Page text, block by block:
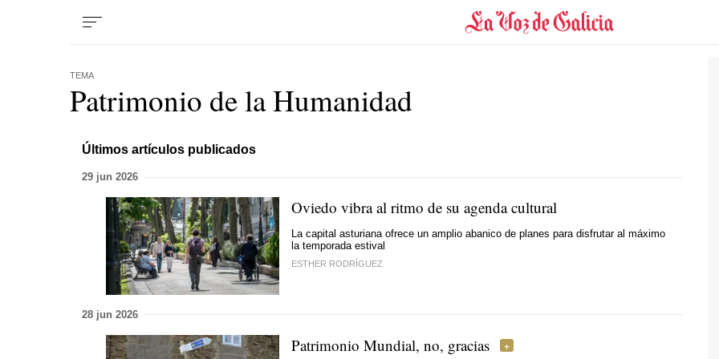
TEMA
Patrimonio de la Humanidad
Últimos artículos publicados
29 jun 2026
Oviedo vibra al ritmo de su agenda cultural
La capital asturiana ofrece un amplio abanico de planes para disfrutar al máximo
la temporada estival
ESTHER RODRÍGUEZ
28 jun 2026
Patrimonio Mundial, no, gracias